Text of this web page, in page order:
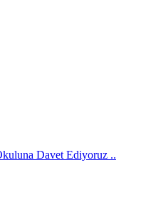
Davet Ediyoruz ..